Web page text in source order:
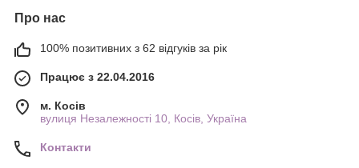
Про нас
100% позитивних з 62 відгуків за рік
Працює з 22.04.2016
м. Косів
вулиця Незалежності 10, Косів, Україна
Контакти